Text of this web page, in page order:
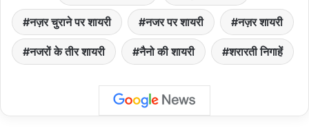
नज़र चुराने पर शायरी नजर पर शायरी नज़र शायरी
नजरों के तीर शायरी नैनो की शायरी शरारती निगाहें